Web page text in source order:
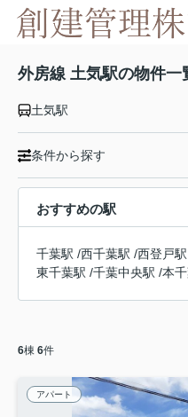
外房線 土気駅の物件一
土気駅
条件から探す
おすすめの駅
千葉駅 /西千葉駅 /西登戸駅
東千葉駅 /千葉中央駅 /本
6棟 6件
アパート